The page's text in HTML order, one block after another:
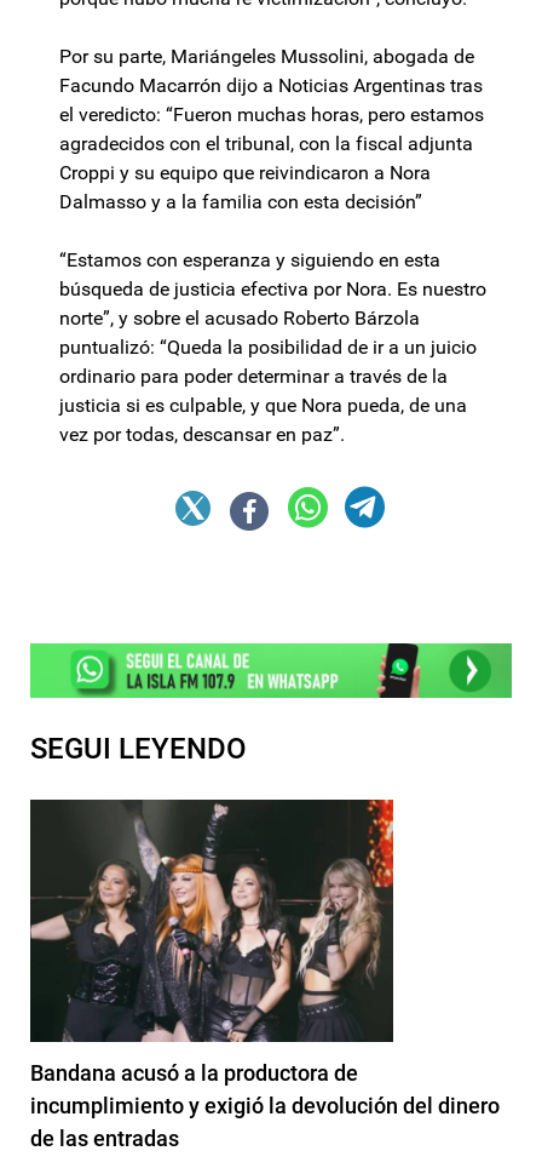
Por su parte, Mariángeles Mussolini, abogada de
Facundo Macarrón dijo a Noticias Argentinas tras
el veredicto: “Fueron muchas horas, pero estamos
agradecidos con el tribunal, con la fiscal adjunta
Croppi y su equipo que reivindicaron a Nora
Dalmasso y a la familia con esta decisión”
“Estamos con esperanza y siguiendo en esta
búsqueda de justicia efectiva por Nora. Es nuestro
norte”, y sobre el acusado Roberto Bárzola
puntualizó: “Queda la posibilidad de ir a un juicio
ordinario para poder determinar a través de la
justicia si es culpable, y que Nora pueda, de una
vez por todas, descansar en paz”.
SEGUI LEYENDO
Bandana acusó a la productora de
incumplimiento y exigió la devolución del dinero
de las entradas